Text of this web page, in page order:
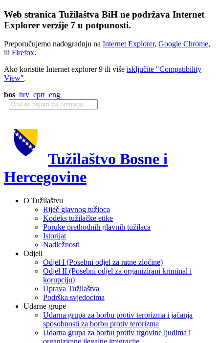
Web stranica Tužilaštva BiH ne podržava Internet
Explorer verzije 7 u potpunosti.
Preporučujemo nadogradnju na Internet Explorer, Google Chrome,
ili Firefox.
Ako koristite Internet explorer 9 ili više isključite "Compatibility
View".
bos hrv срп eng
Tužilaštvo Bosne i
Hercegovine
O Tužilaštvu
Riječ glavnog tužioca
Kodeks tužilačke etike
Poruke prethodnih glavnih tužilaca
Istorijat
Nadležnosti
Odjeli
Odjel I (Posebni odjel za ratne zločine)
Odjel II (Posebni odjel za organizirani kriminal i
korupciju)
Uprava Tužilaštva
Podrška svjedocima
Udarne grupe
Udarna grupa za borbu protiv terorizma i jačanja
sposobnosti za borbu protiv terorizma
Udarna grupa za borbu protiv trgovine ljudima i